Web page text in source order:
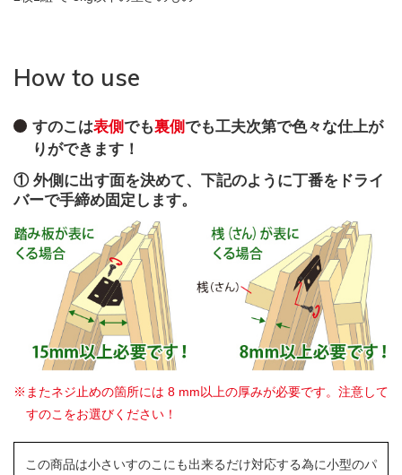
How to use
すのこは表側でも裏側でも工夫次第で色々な仕上が
りができます！
① 外側に出す面を決めて、下記のように丁番をドライ
バーで手締め固定します。
※またネジ止めの箇所には 8 mm以上の厚みが必要です。注意して
すのこをお選びください！
この商品は小さいすのこにも出来るだけ対応する為に小型のパ